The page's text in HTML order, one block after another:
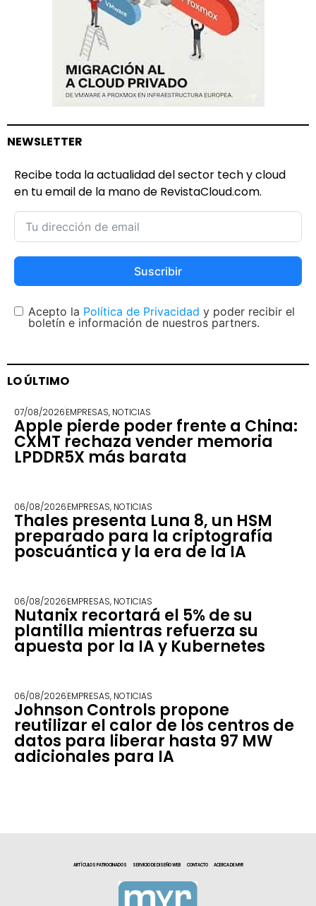
NEWSLETTER
Recibe toda la actualidad del sector tech y cloud
en tu email de la mano de RevistaCloud.com.
Suscribir
Acepto la Política de Privacidad y poder recibir el
boletín e información de nuestros partners.
LO ÚLTIMO
07/08/2026EMPRESAS, NOTICIAS
Apple pierde poder frente a China:
CXMT rechaza vender memoria
LPDDR5X más barata
06/08/2026EMPRESAS, NOTICIAS
Thales presenta Luna 8, un HSM
preparado para la criptografía
poscuántica y la era de la IA
06/08/2026EMPRESAS, NOTICIAS
Nutanix recortará el 5% de su
plantilla mientras refuerza su
apuesta por la IA y Kubernetes
06/08/2026EMPRESAS, NOTICIAS
Johnson Controls propone
reutilizar el calor de los centros de
datos para liberar hasta 97 MW
adicionales para IA
ARTÍCULOS PATROCINADOS SERVICIO DE DISEÑO WEB CONTACTO ACERCA DE MYR